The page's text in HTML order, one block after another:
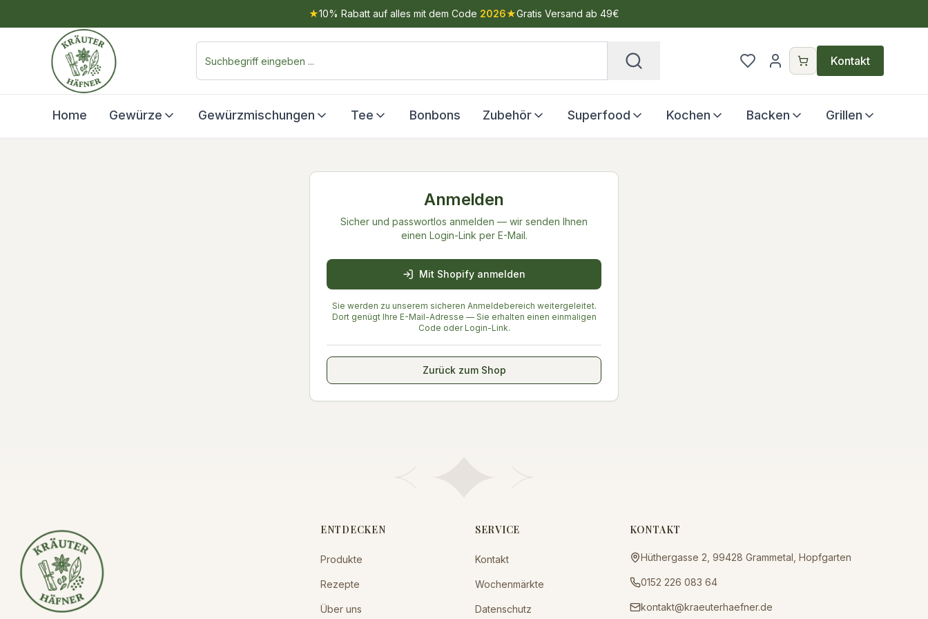
★10% Rabatt auf alles mit dem Code 2026★Gratis Versand ab 49€
Kontakt
Home Gewürze Gewürzmischungen Tee Bonbons Zubehör Superfood Kochen Backen Grillen
Anmelden
Sicher und passwortlos anmelden — wir senden Ihnen
einen Login-Link per E-Mail.
Mit Shopify anmelden
Sie werden zu unserem sicheren Anmeldebereich weitergeleitet.
Dort genügt Ihre E-Mail-Adresse — Sie erhalten einen einmaligen
Code oder Login-Link.
Zurück zum Shop
ENTDECKEN
Produkte
Rezepte
Über uns
SERVICE
Kontakt
Wochenmärkte
Datenschutz
KONTAKT
Hüthergasse 2, 99428 Grammetal, Hopfgarten
0152 226 083 64
kontakt@kraeuterhaefner.de